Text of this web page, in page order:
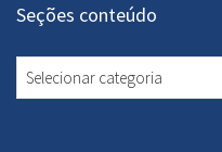
Seções conteúdo
Seções
conteúdo